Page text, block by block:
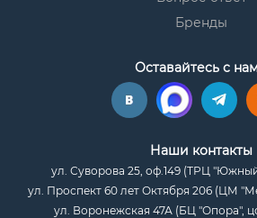
Бренды
Оставайтесь с
Наши контакты
ул. Суворова 25, оф.149 (ТРЦ
ул. Проспект 60 лет Октября 206 (ЦМ
ул. Воронежская 47А (БЦ "Опора",